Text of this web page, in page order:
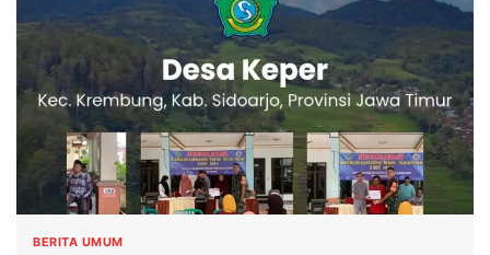
BERITA UMUM